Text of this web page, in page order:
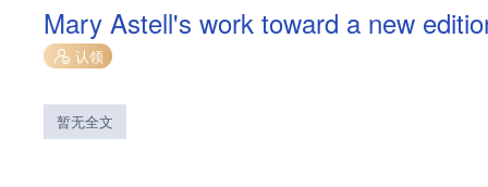
Mary Astell's work toward a new
认领
暂无全文